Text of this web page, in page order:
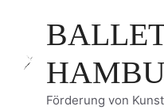
springen
Förderung von